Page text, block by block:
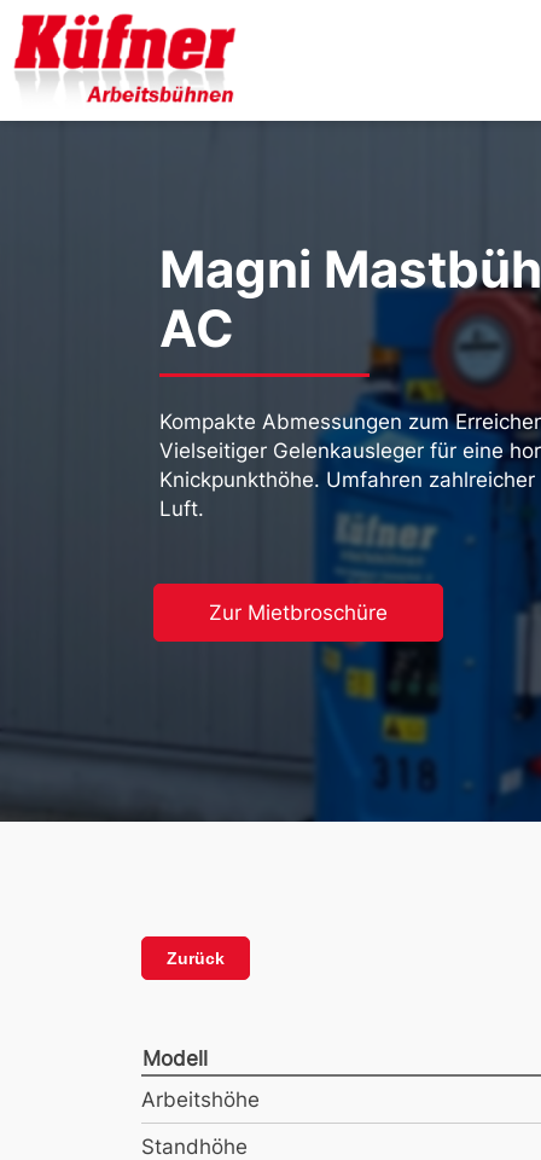
Magni
AC
Kompakte Abmessungen zum
Vielseitiger Gelenkausleger für eine
Knickpunkthöhe. Umfahren
Luft.
Zur Mietbroschüre
Zurück
Modell
Arbeitshöhe
Standhöhe